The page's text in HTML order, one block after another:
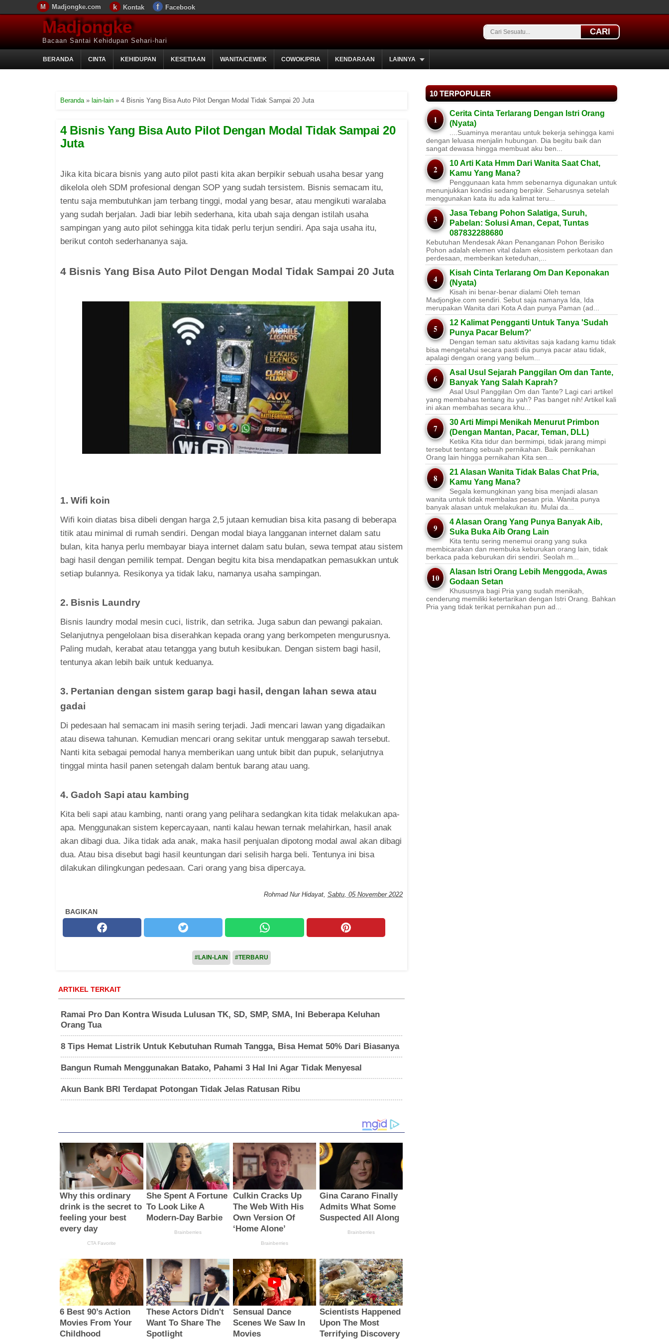
Madjongke.com Kontak Facebook
Madjongke
Bacaan Santai Kehidupan Sehari-hari
CARI
BERANDA CINTA KEHIDUPAN KESETIAAN WANITA/CEWEK COWOK/PRIA KENDARAAN LAINNYA
Beranda» lain-lain » 4 Bisnis Yang Bisa Auto Pilot Dengan Modal Tidak Sampai 20 Juta
4 Bisnis Yang Bisa Auto Pilot Dengan Modal Tidak Sampai 20
Juta
Jika kita bicara bisnis yang auto pilot pasti kita akan berpikir sebuah usaha besar yang
dikelola oleh SDM profesional dengan SOP yang sudah tersistem. Bisnis semacam itu,
tentu saja membutuhkan jam terbang tinggi, modal yang besar, atau mengikuti waralaba
yang sudah berjalan. Jadi biar lebih sederhana, kita ubah saja dengan istilah usaha
sampingan yang auto pilot sehingga kita tidak perlu terjun sendiri. Apa saja usaha itu,
berikut contoh sederhananya saja.
4 Bisnis Yang Bisa Auto Pilot Dengan Modal Tidak Sampai 20 Juta
1. Wifi koin
Wifi koin diatas bisa dibeli dengan harga 2,5 jutaan kemudian bisa kita pasang di beberapa
titik atau minimal di rumah sendiri. Dengan modal biaya langganan internet dalam satu
bulan, kita hanya perlu membayar biaya internet dalam satu bulan, sewa tempat atau sistem
bagi hasil dengan pemilik tempat. Dengan begitu kita bisa mendapatkan pemasukkan untuk
setiap bulannya. Resikonya ya tidak laku, namanya usaha sampingan.
2. Bisnis Laundry
Bisnis laundry modal mesin cuci, listrik, dan setrika. Juga sabun dan pewangi pakaian.
Selanjutnya pengelolaan bisa diserahkan kepada orang yang berkompeten mengurusnya.
Paling mudah, kerabat atau tetangga yang butuh kesibukan. Dengan sistem bagi hasil,
tentunya akan lebih baik untuk keduanya.
3. Pertanian dengan sistem garap bagi hasil, dengan lahan sewa atau
gadai
Di pedesaan hal semacam ini masih sering terjadi. Jadi mencari lawan yang digadaikan
atau disewa tahunan. Kemudian mencari orang sekitar untuk menggarap sawah tersebut.
Nanti kita sebagai pemodal hanya memberikan uang untuk bibit dan pupuk, selanjutnya
tinggal minta hasil panen setengah dalam bentuk barang atau uang.
4. Gadoh Sapi atau kambing
Kita beli sapi atau kambing, nanti orang yang pelihara sedangkan kita tidak melakukan apa-
apa. Menggunakan sistem kepercayaan, nanti kalau hewan ternak melahirkan, hasil anak
akan dibagi dua. Jika tidak ada anak, maka hasil penjualan dipotong modal awal akan dibagi
dua. Atau bisa disebut bagi hasil keuntungan dari selisih harga beli. Tentunya ini bisa
dilakukan dilingkungan pedesaan. Cari orang yang bisa dipercaya.
Rohmad Nur Hidayat, Sabtu, 05 November 2022
BAGIKAN
#LAIN-LAIN #TERBARU
ARTIKEL TERKAIT
Ramai Pro Dan Kontra Wisuda Lulusan TK, SD, SMP, SMA, Ini Beberapa Keluhan
Orang Tua
8 Tips Hemat Listrik Untuk Kebutuhan Rumah Tangga, Bisa Hemat 50% Dari Biasanya
Bangun Rumah Menggunakan Batako, Pahami 3 Hal Ini Agar Tidak Menyesal
Akun Bank BRI Terdapat Potongan Tidak Jelas Ratusan Ribu
10 TERPOPULER
Cerita Cinta Terlarang Dengan Istri Orang
(Nyata)
....Suaminya merantau untuk bekerja sehingga kami
dengan leluasa menjalin hubungan. Dia begitu baik dan
sangat dewasa hingga membuat aku ben...
10 Arti Kata Hmm Dari Wanita Saat Chat,
Kamu Yang Mana?
Penggunaan kata hmm sebenarnya digunakan untuk
menunjukkan kondisi sedang berpikir. Seharusnya setelah
menggunakan kata itu ada kalimat teru...
Jasa Tebang Pohon Salatiga, Suruh,
Pabelan: Solusi Aman, Cepat, Tuntas
087832288680
Kebutuhan Mendesak Akan Penanganan Pohon Berisiko ​
Pohon adalah elemen vital dalam ekosistem perkotaan dan
perdesaan, memberikan keteduhan,...
Kisah Cinta Terlarang Om Dan Keponakan
(Nyata)
Kisah ini benar-benar dialami Oleh teman
Madjongke.com sendiri. Sebut saja namanya Ida, Ida
merupakan Wanita dari Kota A dan punya Paman (ad...
12 Kalimat Pengganti Untuk Tanya 'Sudah
Punya Pacar Belum?'
Dengan teman satu aktivitas saja kadang kamu tidak
bisa mengetahui secara pasti dia punya pacar atau tidak,
apalagi dengan orang yang belum...
Asal Usul Sejarah Panggilan Om dan Tante,
Banyak Yang Salah Kaprah?
Asal Usul Panggilan Om dan Tante? Lagi cari artikel
yang membahas tentang itu yah? Pas banget nih! Artikel kali
ini akan membahas secara khu...
30 Arti Mimpi Menikah Menurut Primbon
(Dengan Mantan, Pacar, Teman, DLL)
Ketika Kita tidur dan bermimpi, tidak jarang mimpi
tersebut tentang sebuah pernikahan. Baik pernikahan
Orang lain hingga pernikahan Kita sen...
21 Alasan Wanita Tidak Balas Chat Pria,
Kamu Yang Mana?
Segala kemungkinan yang bisa menjadi alasan
wanita untuk tidak membalas pesan pria. Wanita punya
banyak alasan untuk melakukan itu. Mulai da...
4 Alasan Orang Yang Punya Banyak Aib,
Suka Buka Aib Orang Lain
Kita tentu sering menemui orang yang suka
membicarakan dan membuka keburukan orang lain, tidak
berkaca pada keburukan diri sendiri. Seolah m...
Alasan Istri Orang Lebih Menggoda, Awas
Godaan Setan
Khususnya bagi Pria yang sudah menikah,
cenderung memiliki ketertarikan dengan Istri Orang. Bahkan
Pria yang tidak terikat pernikahan pun ad...